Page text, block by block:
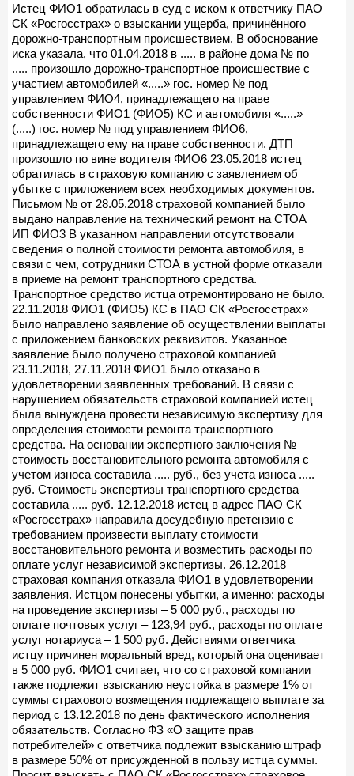
Истец ФИО1 обратилась в суд с иском к ответчику ПАО
СК «Росгосстрах» о взыскании ущерба, причинённого
дорожно-транспортным происшествием. В обоснование
иска указала, что 01.04.2018 в ..... в районе дома № по
..... произошло дорожно-транспортное происшествие с
участием автомобилей «.....» гос. номер № под
управлением ФИО4, принадлежащего на праве
собственности ФИО1 (ФИО5) КС и автомобиля «.....»
(.....) гос. номер № под управлением ФИО6,
принадлежащего ему на праве собственности. ДТП
произошло по вине водителя ФИО6 23.05.2018 истец
обратилась в страховую компанию с заявлением об
убытке с приложением всех необходимых документов.
Письмом № от 28.05.2018 страховой компанией было
выдано направление на технический ремонт на СТОА
ИП ФИО3 В указанном направлении отсутствовали
сведения о полной стоимости ремонта автомобиля, в
связи с чем, сотрудники СТОА в устной форме отказали
в приеме на ремонт транспортного средства.
Транспортное средство истца отремонтировано не было.
22.11.2018 ФИО1 (ФИО5) КС в ПАО СК «Росгосстрах»
было направлено заявление об осуществлении выплаты
с приложением банковских реквизитов. Указанное
заявление было получено страховой компанией
23.11.2018, 27.11.2018 ФИО1 было отказано в
удовлетворении заявленных требований. В связи с
нарушением обязательств страховой компанией истец
была вынуждена провести независимую экспертизу для
определения стоимости ремонта транспортного
средства. На основании экспертного заключения №
стоимость восстановительного ремонта автомобиля с
учетом износа составила ..... руб., без учета износа .....
руб. Стоимость экспертизы транспортного средства
составила ..... руб. 12.12.2018 истец в адрес ПАО СК
«Росгосстрах» направила досудебную претензию с
требованием произвести выплату стоимости
восстановительного ремонта и возместить расходы по
оплате услуг независимой экспертизы. 26.12.2018
страховая компания отказала ФИО1 в удовлетворении
заявления. Истцом понесены убытки, а именно: расходы
на проведение экспертизы – 5 000 руб., расходы по
оплате почтовых услуг – 123,94 руб., расходы по оплате
услуг нотариуса – 1 500 руб. Действиями ответчика
истцу причинен моральный вред, который она оценивает
в 5 000 руб. ФИО1 считает, что со страховой компании
также подлежит взысканию неустойка в размере 1% от
суммы страхового возмещения подлежащего выплате за
период с 13.12.2018 по день фактического исполнения
обязательств. Согласно ФЗ «О защите прав
потребителей» с ответчика подлежит взысканию штраф
в размере 50% от присужденной в пользу истца суммы.